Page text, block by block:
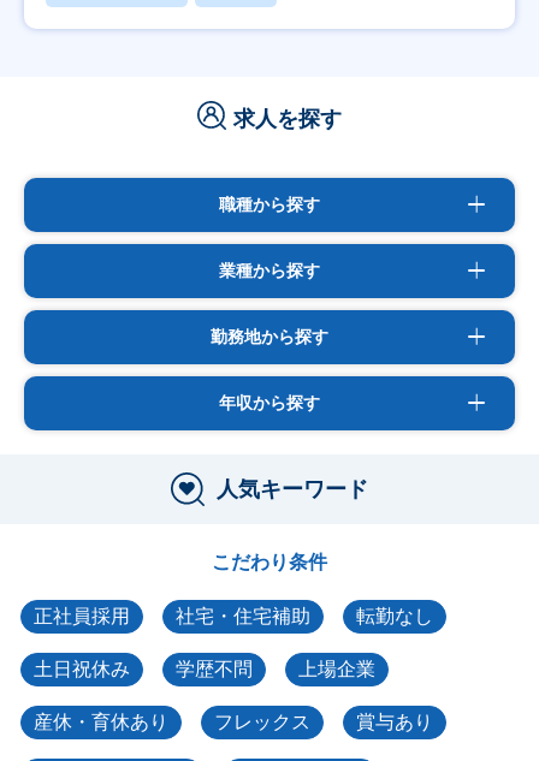
求人を探す
職種から探す
業種から探す
勤務地から探す
年収から探す
人気キーワード
こだわり条件
正社員採用 社宅・住宅補助 転勤なし
土日祝休み 学歴不問 上場企業
産休・育休あり フレックス 賞与あり